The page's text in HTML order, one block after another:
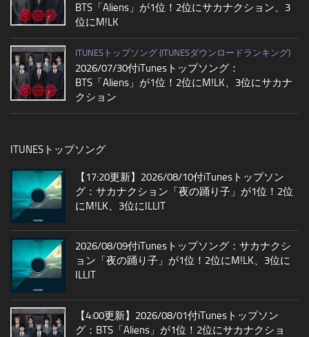
BTS「Aliens」が1位！2位にサカナクション、3
位にM!LK
ITUNESトップソング (ITUNESダウンロードランキング)
2026/07/30付iTunesトップソング：
BTS「Aliens」が1位！2位にM!LK、3位にサカナ
クション
ITUNESトップソング
【17:20更新】2026/08/10付iTunesトップソン
グ：サカナクション「夜の踊り子」が1位！2位
にM!LK、3位にILLIT
2026/08/09付iTunesトップソング：サカナクシ
ョン「夜の踊り子」が1位！2位にM!LK、3位に
ILLIT
【4:00更新】2026/08/01付iTunesトップソン
グ：BTS「Aliens」が1位！2位にサカナクショ